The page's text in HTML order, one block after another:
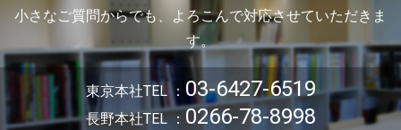
小さなご質問からでも、よろこんで対応させていただきま
す。
東京本社TEL ： 03-6427-6519
長野本社TEL ： 0266-78-8998